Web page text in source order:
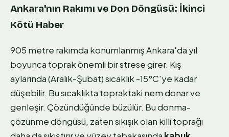
Ankara'nın Rakımı ve Don Döngüsü: İkinci
Kötü Haber
905 metre rakımda konumlanmış Ankara'da yıl
boyunca toprak önemli bir strese girer. Kış
aylarında (Aralık-Şubat) sıcaklık -15°C'ye kadar
düşebilir. Bu sıcaklıkta topraktaki nem donar ve
genleşir. Çözündüğünde büzülür. Bu donma-
çözünme döngüsü, zaten sıkışık olan killi toprağı